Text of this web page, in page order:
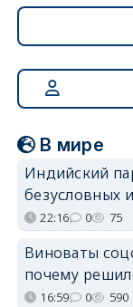
В мире
Индийский
безусловных
22:16 0 75
Виноваты
почему
16:59 0 590